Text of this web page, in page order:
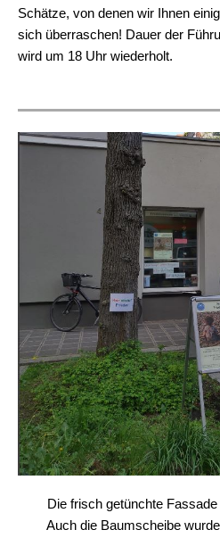
Schätze, von denen wir Ihnen
sich überraschen! Dauer der
wird um 18 Uhr wiederholt.
Die frisch getünchte
Auch die Baumscheibe